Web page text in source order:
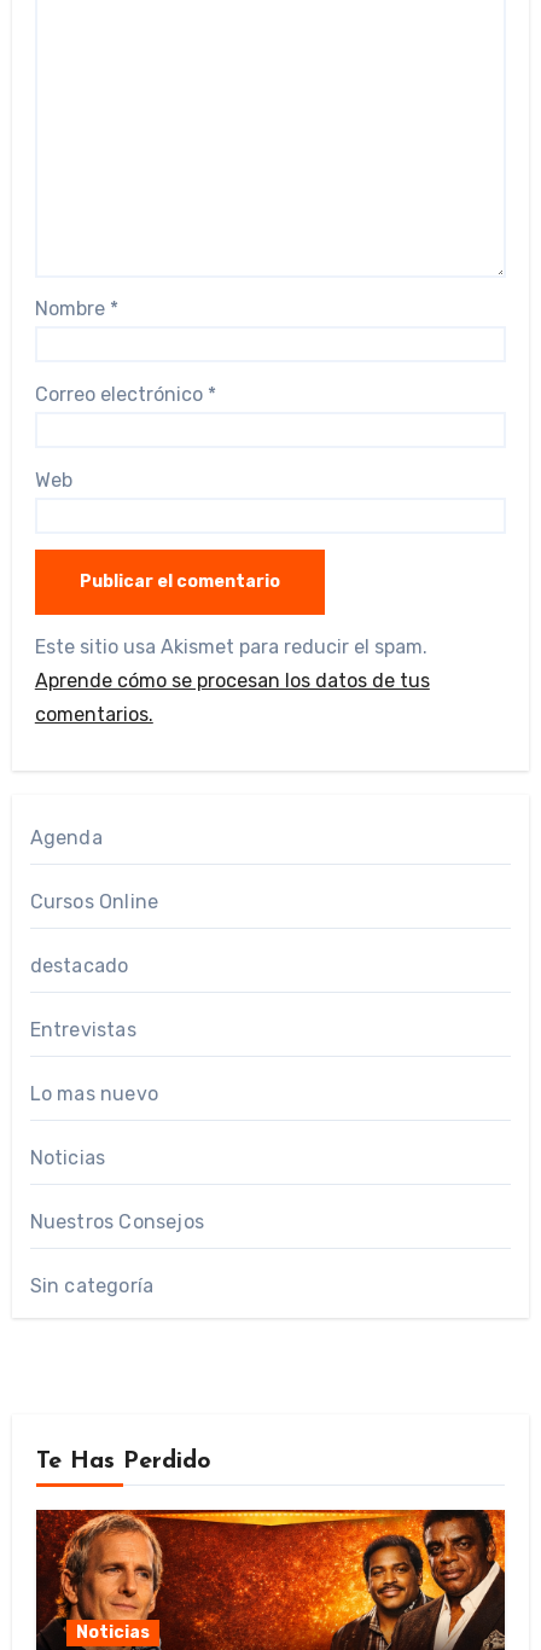
Nombre *
Correo electrónico *
Web
Este sitio usa Akismet para reducir el spam.
Aprende cómo se procesan los datos de tus
comentarios.
Agenda
Cursos Online
destacado
Entrevistas
Lo mas nuevo
Noticias
Nuestros Consejos
Sin categoría
Te Has Perdido
Noticias